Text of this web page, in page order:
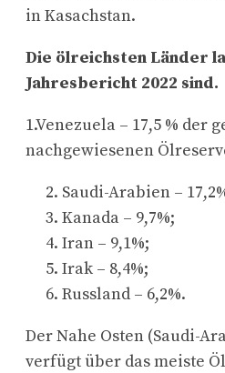
in Kasachstan.
Die ölreichsten Länder
Jahresbericht 2022 sind.
1.Venezuela – 17,5 % der
nachgewiesenen
Saudi-Arabien –
Kanada – 9,7%;
Iran – 9,1%;
Irak – 8,4%;
Russland – 6,2%.
Der Nahe Osten (Saudi-
verfügt über das meiste